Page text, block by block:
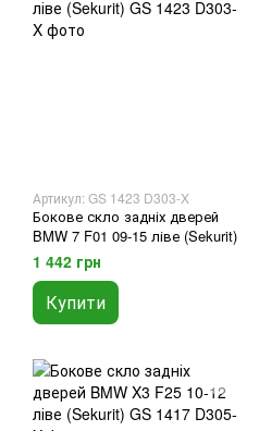
Артикул: GS 1423 D303-X
Бокове скло задніх дверей
BMW 7 F01 09-15 ліве (Sekurit)
1 442 грн
Купити